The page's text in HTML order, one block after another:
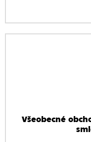
Všeobecné